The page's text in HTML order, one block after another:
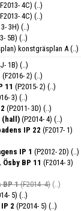
4C) (..)
4C) (..)
3H) (..)
5B) (..)
konstgräsplan A (..)
1B) (..)
(F2016- 2) (..)
11 (P2015- 2) (..)
3) (..)
(P2011- 3D) (..)
(hall)(P2014- 4) (..)
IP 22 (F2017- 1)
IP 1 (P2012- 2D) (..)
BP 11 (F2014- 3)
BP 1(F2014- 4) (..)
5) (..)
2 (P2014- 5) (..)